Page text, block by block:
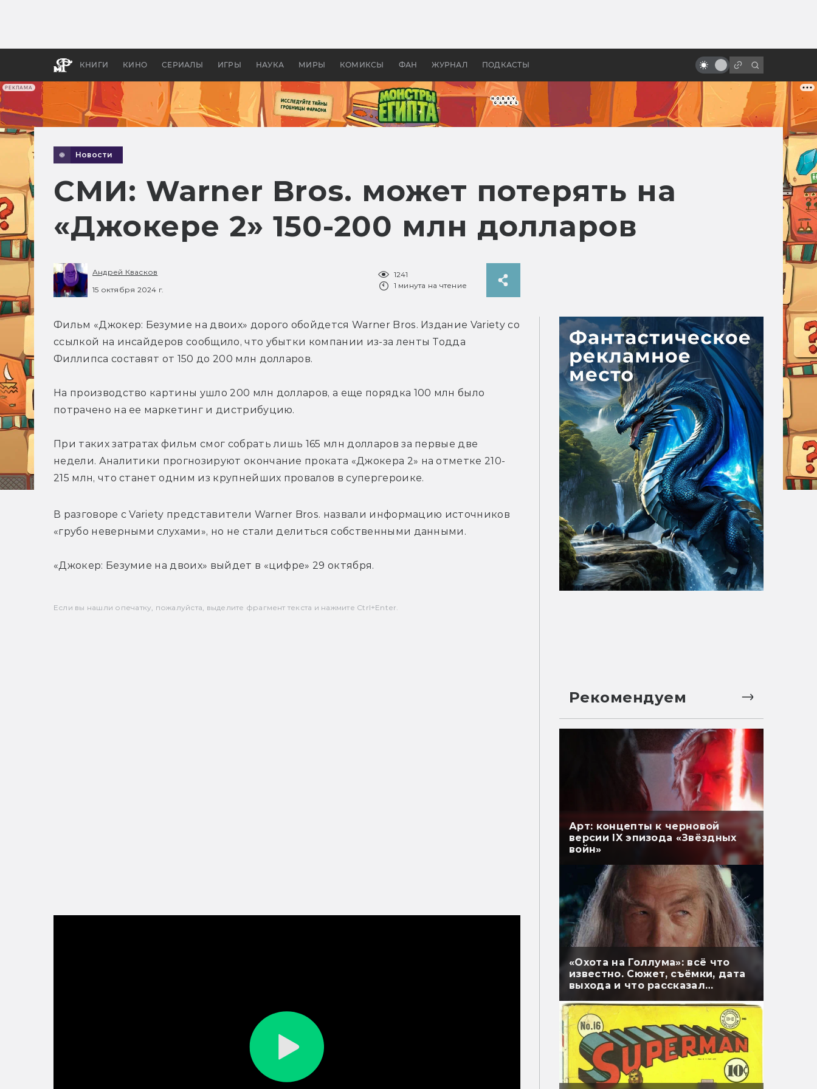
РЕКЛАМА
КНИГИ КИНО СЕРИАЛЫ ИГРЫ НАУКА МИРЫ КОМИКСЫ ФАН ЖУРНАЛ ПОДКАСТЫ
бы «Властелина колец»
Древней Грецией
мистика на съёмках
Новости
СМИ: Warner Bros. может потерять на
«Джокере 2» 150-200 млн долларов
Андрей Квасков
15 октября 2024 г.
1241
1 минута на чтение
Фильм «Джокер: Безумие на двоих» дорого обойдется Warner Bros. Издание Variety со
ссылкой на инсайдеров сообщило, что убытки компании из-за ленты Тодда
Филлипса составят от 150 до 200 млн долларов.
На производство картины ушло 200 млн долларов, а еще порядка 100 млн было
потрачено на ее маркетинг и дистрибуцию.
При таких затратах фильм смог собрать лишь 165 млн долларов за первые две
недели. Аналитики прогнозируют окончание проката «Джокера 2» на отметке 210-
215 млн, что станет одним из крупнейших провалов в супергероике.
В разговоре с Variety представители Warner Bros. назвали информацию источников
«грубо неверными слухами», но не стали делиться собственными данными.
«Джокер: Безумие на двоих» выйдет в «цифре» 29 октября.
Если вы нашли опечатку, пожалуйста, выделите фрагмент текста и нажмите Ctrl+Enter.
Рекомендуем
Арт: концепты к черновой
версии IX эпизода «Звёздных
войн»
«Охота на Голлума»: всё что
известно. Сюжет, съёмки, дата
выхода и что рассказал